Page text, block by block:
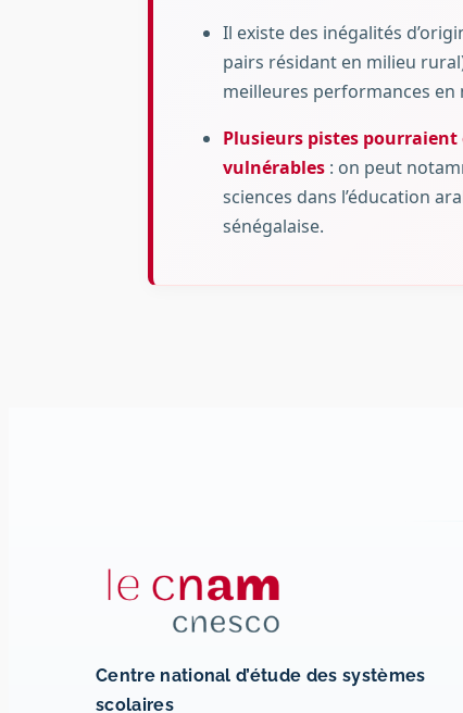
Il existe des inégalités
pairs résidant en milieu
meilleures performances en
Plusieurs pistes
vulnérables : on peut
sciences dans l’éducation
sénégalaise.
Centre national d’étude des systèmes
scolaires